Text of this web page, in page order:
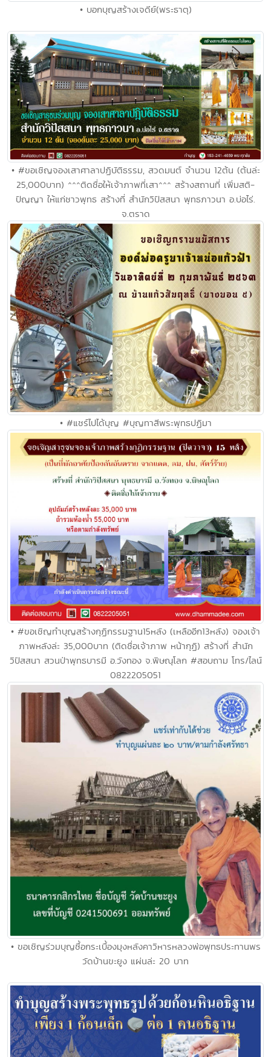
• บอกบุญสร้างเจดีย์(พระธาตุ)
• #ขอเชิญจองเสาศาลาปฏิบัติธรรม, สวดมนต์ จำนวน 12ต้น (ต้นล่ะ
25,000บาท) ^^^ติดชื่อให้เจ้าภาพที่เสา^^^ สร้างสถานที่ เพิ่มสติ-
ปัญญา ให้แก่ชาวพุทธ สร้างที่ สำนักวิปัสสนา พุทธภาวนา อ.บ่อไร่.
จ.ตราด
• #แชร์ไปได้บุญ #บุญทาสีพระพุทธปฏิมา
• #ขอเชิญทำบุญสร้างกุฏิกรรมฐาน15หลัง (เหลืออีก13หลัง) จองเจ้า
ภาพหลังล่ะ 35,000บาท (ติดชื่อเจ้าภาพ หน้ากุฏิ) สร้างที่ สำนัก
วิปัสสนา สวนป่าพุทธบารมี อ.วังทอง จ.พิษณุโลก #สอบถาม โทร/ไลน์
0822205051
• ขอเชิญร่วมบุญซื้อกระเบื้องมุงหลังคาวิหารหลวงพ่อพุทธประทานพร
วัดบ้านขะยูง แผ่นล่ะ 20 บาท